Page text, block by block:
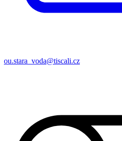
ou.stara_voda@tiscali.cz